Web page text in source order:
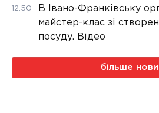
12:50
В Івано-Франківську
майстер-клас зі
посуду. Відео
більше